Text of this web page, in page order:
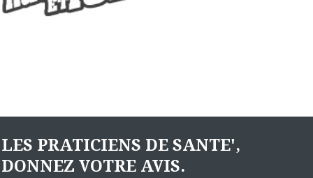
LES PRATICIENS DE SANTE',
DONNEZ VOTRE AVIS.